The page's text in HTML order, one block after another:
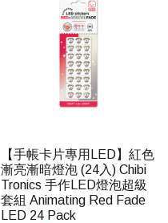
【手帳卡片專用LED】紅色
漸亮漸暗燈泡 (24入) Chibi
Tronics 手作LED燈泡超級
套組 Animating Red Fade
LED 24 Pack